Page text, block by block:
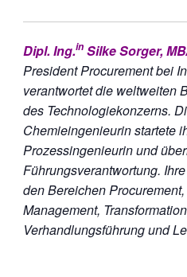
Dipl. Ing.inSilke Sorger,
President Procurement bei
verantwortet die weltweiten
des Technologiekonzerns.
Chemieingenieurin startete
Prozessingenieurin und
Führungsverantwortung.
den Bereichen
Management,
Verhandlungsführung und